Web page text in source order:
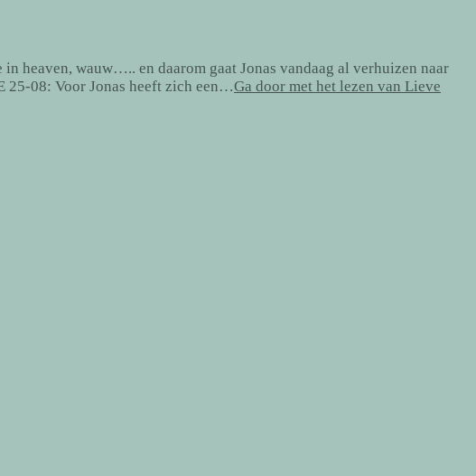
heaven, wauw….. en daarom gaat Jonas vandaag al verhuizen naar
25-08: Voor Jonas heeft zich een…Ga door met het lezen van Lieve